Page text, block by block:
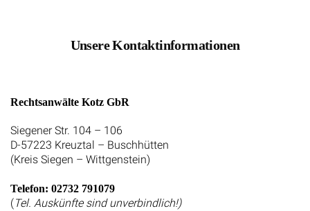
Unsere Kontaktinformationen
Rechtsanwälte Kotz GbR
Siegener Str. 104 – 106
D-57223 Kreuztal – Buschhütten
(Kreis Siegen – Wittgenstein)
Telefon: 02732 791079
(Tel. Auskünfte sind unverbindlich!)